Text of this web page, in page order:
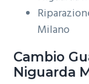
Milano
Cambio
Niguarda